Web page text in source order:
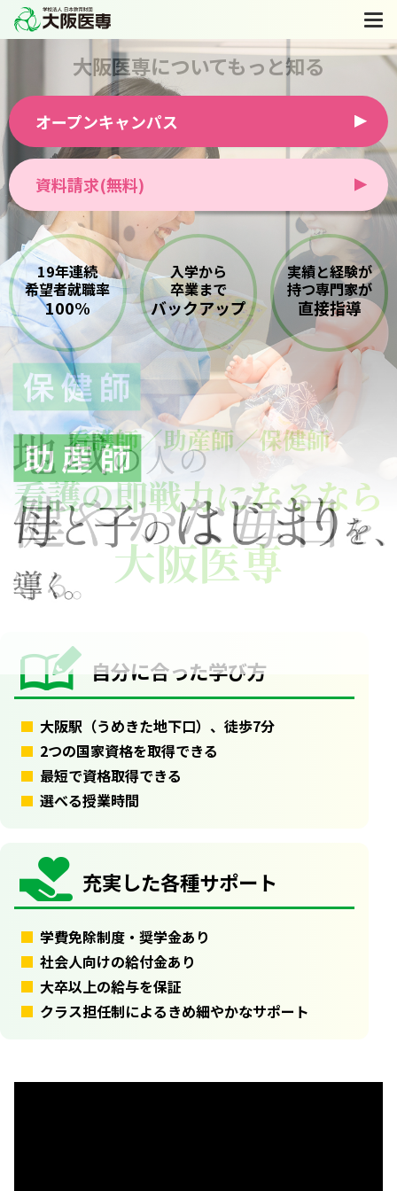
大阪医専についてもっと知る
オープンキャンパス
資料請求(無料)
19年連続
希望者就職率
100%
入学から
卒業まで
バックアップ
実績と経験が
持つ専門家が
直接指導
看護師／助産師／保健師
看護の即戦力になるなら
大阪医専
自分に合った学び方
大阪駅（うめきた地下口）、徒歩7分
2つの国家資格を取得できる
最短で資格取得できる
選べる授業時間
充実した各種サポート
学費免除制度・奨学金あり
社会人向けの給付金あり
大卒以上の給与を保証
クラス担任制によるきめ細やかなサポート